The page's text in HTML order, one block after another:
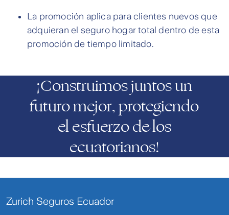
La promoción aplica para clientes nuevos que
adquieran el seguro hogar total dentro de esta
promoción de tiempo limitado.
¡Construimos juntos un
futuro mejor, protegiendo
el esfuerzo de los
ecuatorianos!
Zurich Seguros Ecuador